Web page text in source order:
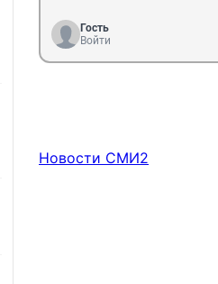
Гость
Войти
Новости СМИ2